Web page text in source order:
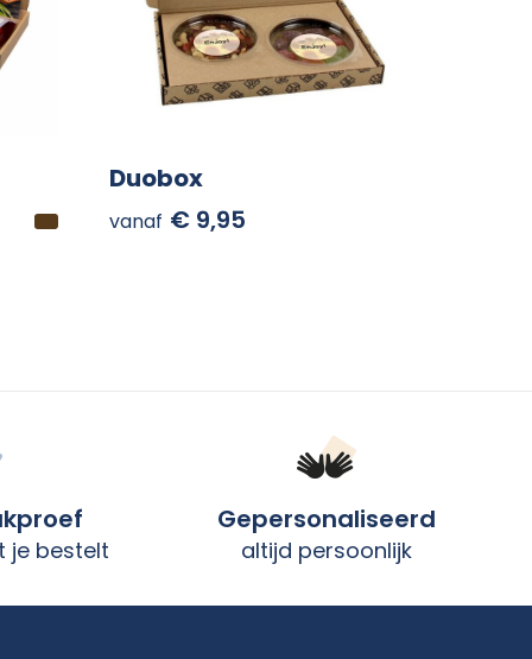
Duobox
vanaf € 9,95
je bestelt
Gepersonaliseerd
altijd persoonlijk